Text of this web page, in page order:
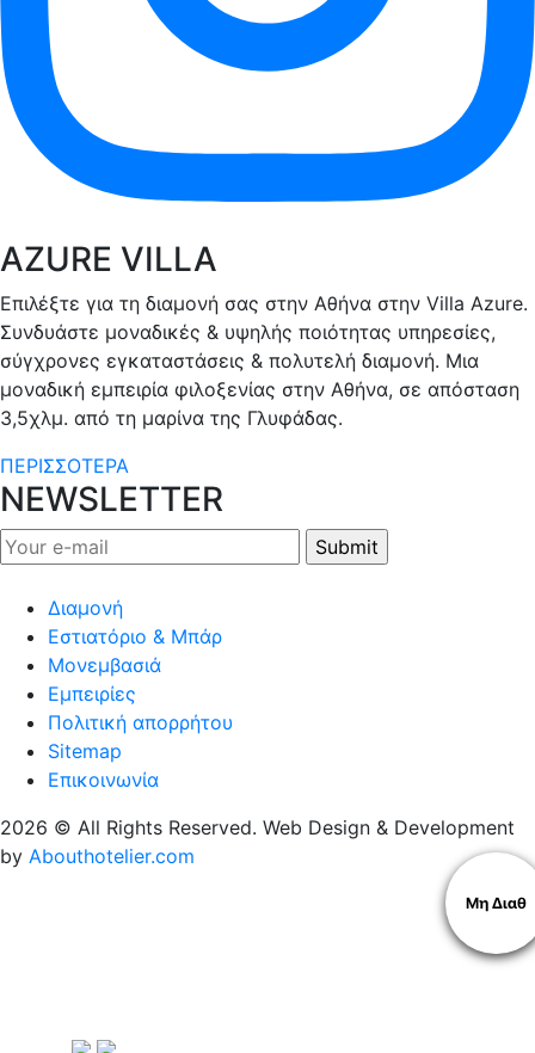
AZURE VILLA
Επιλέξτε για τη διαμονή σας στην Αθήνα στην Villa Azure.
Συνδυάστε μοναδικές & υψηλής ποιότητας υπηρεσίες,
σύγχρονες εγκαταστάσεις & πολυτελή διαμονή. Μια
μοναδική εμπειρία φιλοξενίας στην Αθήνα, σε απόσταση
3,5χλμ. από τη μαρίνα της Γλυφάδας.
ΠΕΡΙΣΣΟΤΕΡΑ
NEWSLETTER
Διαμονή
Εστιατόριο & Μπάρ
Μονεμβασιά
Εμπειρίες
Πολιτική απορρήτου
Sitemap
Επικοινωνία
2026 © All Rights Reserved. Web Design & Development
by Abouthotelier.com
Μη Διαθ